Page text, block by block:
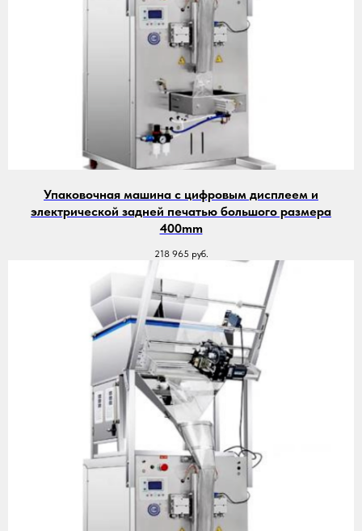
Упаковочная машина с цифровым дисплеем и
электрической задней печатью большого размера
400mm
218 965 руб.